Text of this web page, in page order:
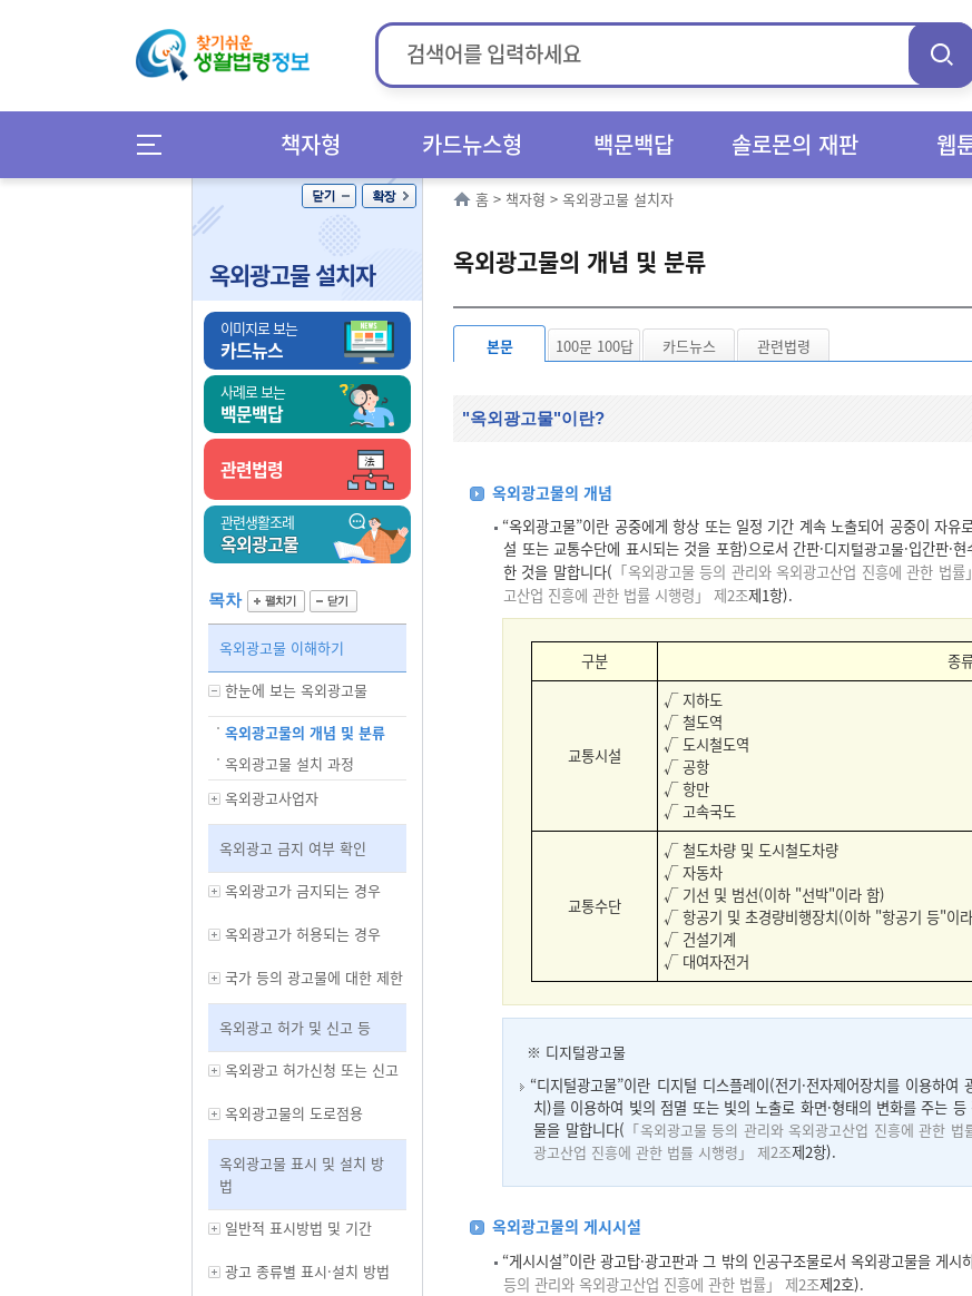
책자형 카드뉴스형 백문백답 솔로몬의 재판 웹
옥외광고물 설치자
이미지로 보는
카드뉴스
사례로 보는
백문백답
관련법령
관련생활조례
옥외광고물
목차
옥외광고물 이해하기
한눈에 보는 옥외광고물
옥외광고물의 개념 및 분류
옥외광고물 설치 과정
옥외광고사업자
옥외광고 금지 여부 확인
옥외광고가 금지되는 경우
옥외광고가 허용되는 경우
국가 등의 광고물에 대한 제한
옥외광고 허가 및 신고 등
옥외광고 허가신청 또는 신고
옥외광고물의 도로점용
옥외광고물 표시 및 설치 방
법
일반적 표시방법 및 기간
광고 종류별 표시·설치 방법
홈 > 책자형 > 옥외광고물 설치자
옥외광고물의 개념 및 분류
본문 100문 100답 카드뉴스 관련법령
"옥외광고물"이란?
옥외광고물의 개념
“옥외광고물”이란 공중에게 항상 또는 일정 기간 계속 노출되어 공중이 자
설 또는 교통수단에 표시되는 것을 포함)으로서 간판·디지털광고물·입간판·
한 것을 말합니다( 「옥외광고물 등의 관리와 옥외광고산업 진흥에 관한 법
고산업 진흥에 관한 법률 시행령」 제2조제1항).
구분 종
교통시설
√ 지하도
√ 철도역
√ 도시철도역
√ 공항
√ 항만
√ 고속국도
교통수단
√ 철도차량 및 도시철도차량
√ 자동차
√ 기선 및 범선(이하 "선박"이라 함)
√ 항공기 및 초경량비행장치(이하 "항공기 등"이
√ 건설기계
√ 대여자전거
※ 디지털광고물
“디지털광고물”이란 디지털 디스플레이(전기·전자제어장치를 이용하
치)를 이용하여 빛의 점멸 또는 빛의 노출로 화면·형태의 변화를 주는
물을 말합니다( 「옥외광고물 등의 관리와 옥외광고산업 진흥에 관한 법
광고산업 진흥에 관한 법률 시행령」 제2조제2항).
옥외광고물의 게시시설
“게시시설”이란 광고탑·광고판과 그 밖의 인공구조물로서 옥외광고물을 게
등의 관리와 옥외광고산업 진흥에 관한 법률」 제2조제2호).